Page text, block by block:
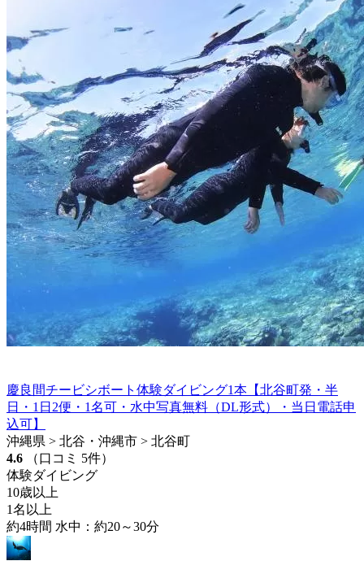
慶良間チービシボート体験ダイビング1本【北谷町発・半
日・1日2便・1名可・水中写真無料（DL形式）・当日電話申
込可】
沖縄県 > 北谷・沖縄市 > 北谷町
4.6
（口コミ 5件）
体験ダイビング
10歳以上
1名以上
約4時間 水中：約20～30分